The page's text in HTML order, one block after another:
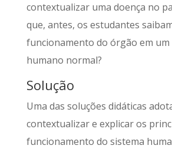
contextualizar uma doença no
que, antes, os estudantes
funcionamento do órgão em um
humano normal?
Solução
Uma das soluções didáticas
contextualizar e explicar os
funcionamento do sistema